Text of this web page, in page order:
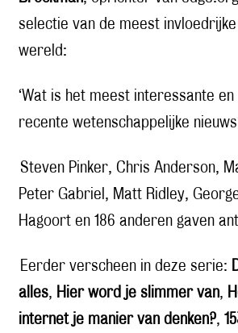
selectie van de meest
wereld:
‘Wat is het meest interessante en
recente wetenschappelijke
Steven Pinker, Chris Anderson,
Peter Gabriel, Matt Ridley,
Hagoort en 186 anderen gaven
Eerder verscheen in deze serie:
alles, Hier word je slimmer van,
internet je manier van denken?,